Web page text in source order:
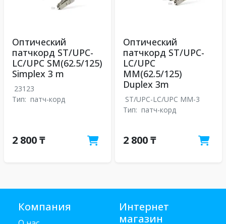
Оптический
патчкорд ST/UPC-
LC/UPC SM(62.5/125)
Simplex 3 m
23123
Тип: патч-корд
2 800 ₸
Оптический
патчкорд ST/UPC-
LC/UPC
MM(62.5/125)
Duplex 3m
ST/UPC-LC/UPC MM-3
Тип: патч-корд
2 800 ₸
Компания
Интернет
магазин